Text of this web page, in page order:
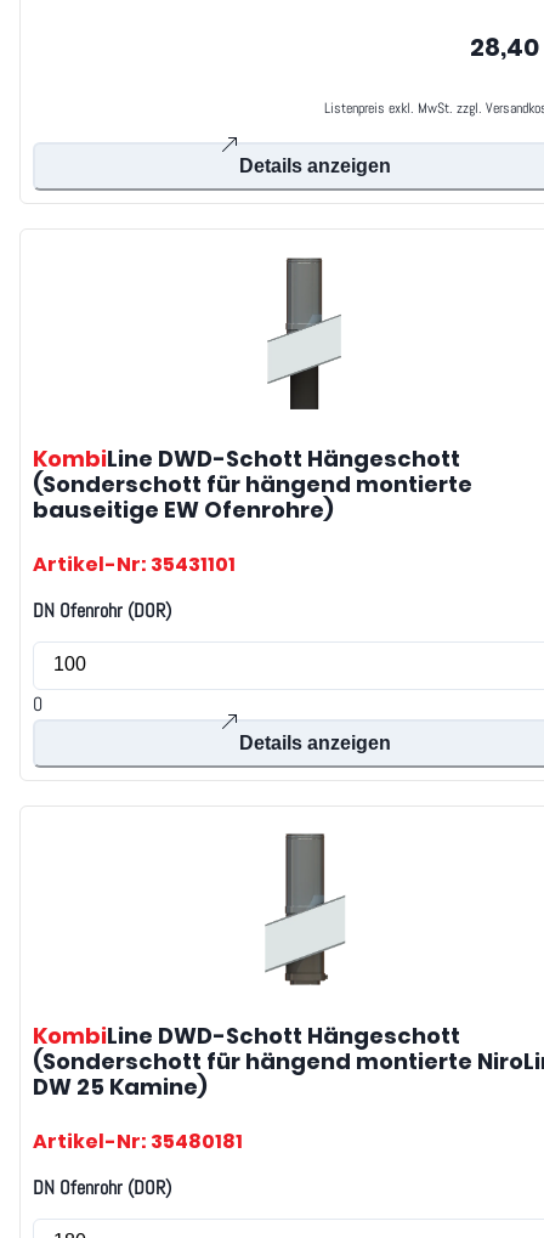
Listenpreis exkl. MwSt. zzgl.
Details anzeigen
KombiLine DWD-Schott Hängeschott
(Sonderschott für hängend montierte
bauseitige EW Ofenrohre)
Artikel-Nr: 35431101
DN Ofenrohr (DOR)
0
Details anzeigen
KombiLine DWD-Schott Hängeschott
(Sonderschott für hängend montierte
DW 25 Kamine)
Artikel-Nr: 35480181
DN Ofenrohr (DOR)